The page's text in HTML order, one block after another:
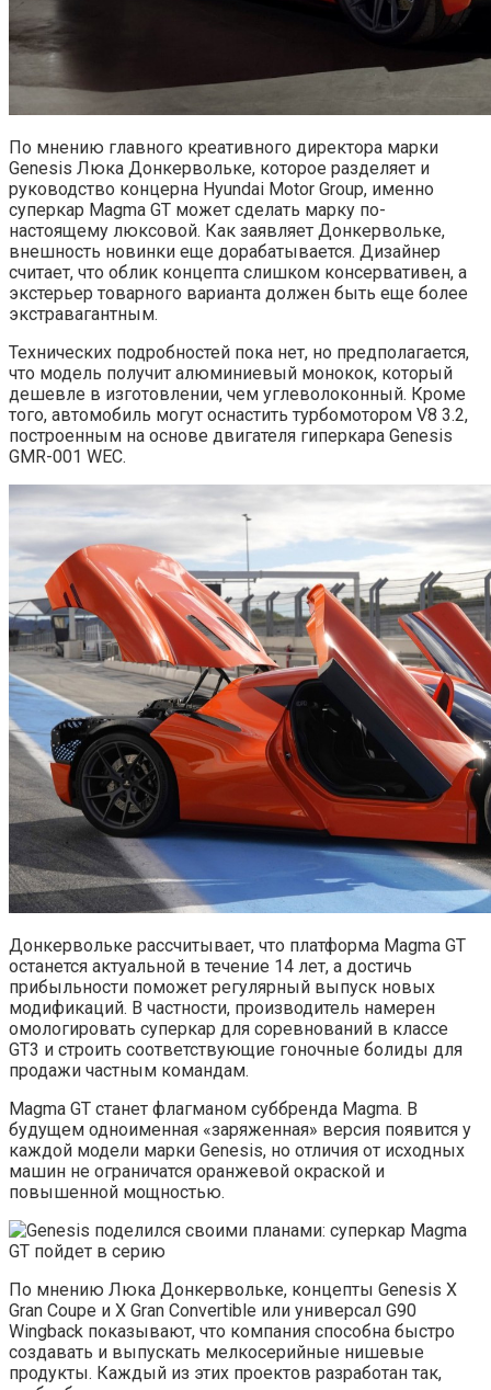
По мнению главного креативного директора марки
Genesis Люка Донкервольке, которое разделяет и
руководство концерна Hyundai Motor Group, именно
суперкар Magma GT может сделать марку по-
настоящему люксовой. Как заявляет Донкервольке,
внешность новинки еще дорабатывается. Дизайнер
считает, что облик концепта слишком консервативен, а
экстерьер товарного варианта должен быть еще более
экстравагантным.
Технических подробностей пока нет, но предполагается,
что модель получит алюминиевый монокок, который
дешевле в изготовлении, чем углеволоконный. Кроме
того, автомобиль могут оснастить турбомотором V8 3.2,
построенным на основе двигателя гиперкара Genesis
GMR-001 WEC.
Донкервольке рассчитывает, что платформа Magma GT
останется актуальной в течение 14 лет, а достичь
прибыльности поможет регулярный выпуск новых
модификаций. В частности, производитель намерен
омологировать суперкар для соревнований в классе
GT3 и строить соответствующие гоночные болиды для
продажи частным командам.
Magma GT станет флагманом суббренда Magma. В
будущем одноименная «заряженная» версия появится у
каждой модели марки Genesis, но отличия от исходных
машин не ограничатся оранжевой окраской и
повышенной мощностью.
По мнению Люка Донкервольке, концепты Genesis X
Gran Coupe и X Gran Convertible или универсал G90
Wingback показывают, что компания способна быстро
создавать и выпускать мелкосерийные нишевые
продукты. Каждый из этих проектов разработан так,